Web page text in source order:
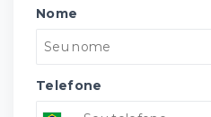
Nome
Telefone